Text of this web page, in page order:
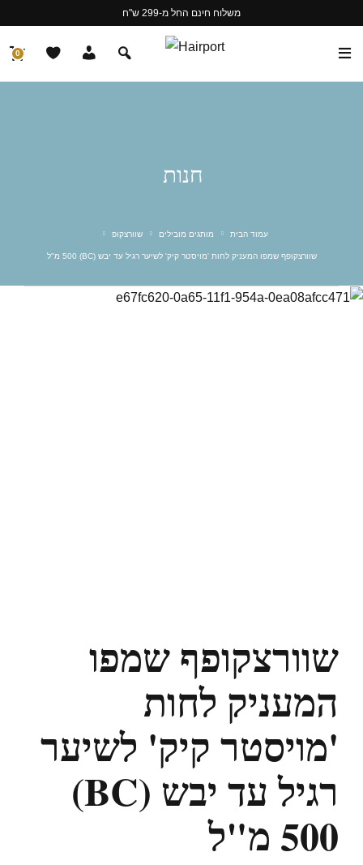
משלוח חינם החל מ-299 ש"ח
0
חנות
עמוד הבית מותגים מובילים שוורצקופ
שוורצקופף שמפו המעניק לחות 'מויסטר קיק' לשיער רגיל עד יבש (BC) 500 מ"ל
שוורצקופף שמפו
המעניק לחות
'מויסטר קיק' לשיער
רגיל עד יבש (BC)
500 מ"ל